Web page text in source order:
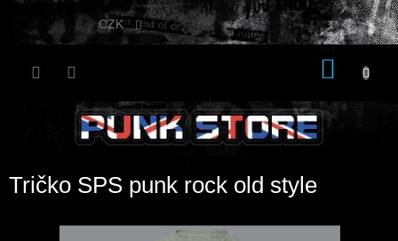
Přejít
CZK
Tričko SPS punk rock old style